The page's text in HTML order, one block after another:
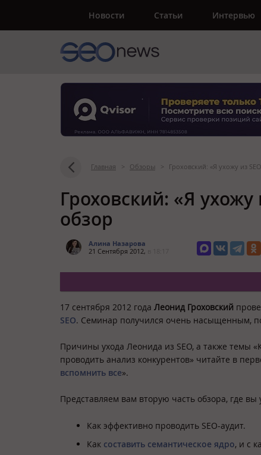
Новости Статьи Интервью
Главная > Обзоры > Гроховский: «Я ухожу из
Гроховский: «Я
обзор
Алина Назарова
21 Сентября 2012,
17 сентября 2012 года Леонид Гроховский
SEO. Семинар получился очень насыщенным,
Причины ухода Леонида из SEO, а также темы «
проводить анализ конкурентов» читайте в
вспомнить все».
Представляем вам вторую часть обзора, где вы
Как эффективно проводить SEO-аудит.
Как составить семантическое ядро, и с